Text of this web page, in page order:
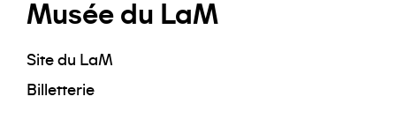
Musée du LaM
Site du LaM
Billetterie